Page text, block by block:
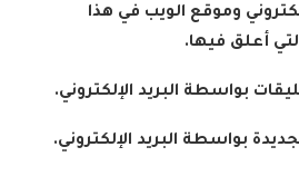
وموقع الويب في هذا
أعلق فيها.
بواسطة البريد الإلكتروني.
بواسطة البريد الإلكتروني.